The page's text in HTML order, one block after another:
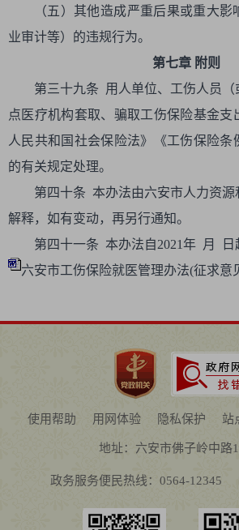
（五）其他造成严重后果或重大
业审计等）的违规行为。
第七章 附则
第三十九条 用人单位、工伤人员（
点医疗机构套取、骗取工伤保险基金支
人民共和国社会保险法》《工伤保险条
的有关规定处理。
第四十条 本办法由六安市人力资源
解释，如有变动，再另行通知。
第四十一条 本办法自2021年 月 日
六安市工伤保险就医管理办法(征求意
使用帮助 用网体验 隐私保护 站
地址：六安市佛子岭中路
政务服务便民热线：0564-12345